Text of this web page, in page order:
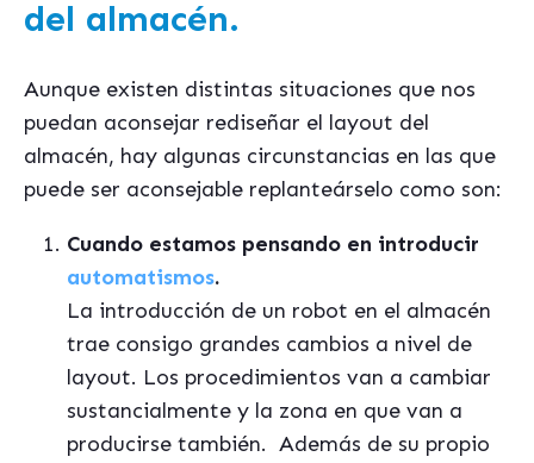
del almacén.
Aunque existen distintas situaciones que nos
puedan aconsejar rediseñar el layout del
almacén, hay algunas circunstancias en las que
puede ser aconsejable replanteárselo como son:
Cuando estamos pensando en introducir
automatismos.
La introducción de un robot en el almacén
trae consigo grandes cambios a nivel de
layout. Los procedimientos van a cambiar
sustancialmente y la zona en que van a
producirse también. Además de su propio